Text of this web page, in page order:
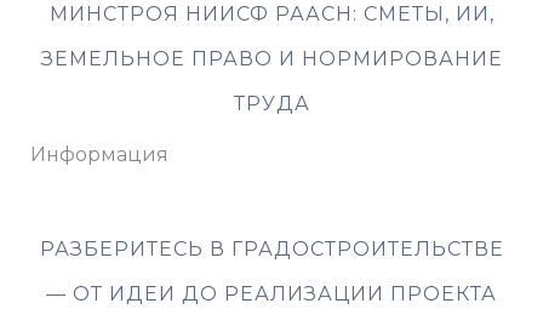
МИНСТРОЯ НИИСФ РААСН: СМЕТЫ, ИИ,
ЗЕМЕЛЬНОЕ ПРАВО И НОРМИРОВАНИЕ
ТРУДА
Информация
РАЗБЕРИТЕСЬ В ГРАДОСТРОИТЕЛЬСТВЕ
— ОТ ИДЕИ ДО РЕАЛИЗАЦИИ ПРОЕКТА